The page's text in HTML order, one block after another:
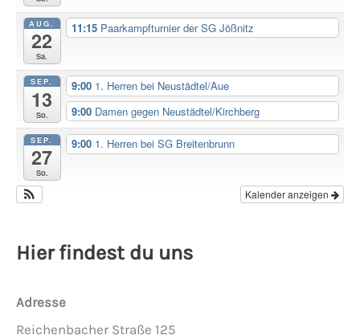
AUG.
22
Sa.
11:15 Paarkampfturnier der SG Jößnitz
SEP.
13
So.
9:00 1. Herren bei Neustädtel/Aue
9:00 Damen gegen Neustädtel/Kirchberg
SEP.
27
So.
9:00 1. Herren bei SG Breitenbrunn
Kalender anzeigen
Hier findest du uns
Adresse
Reichenbacher Straße 125